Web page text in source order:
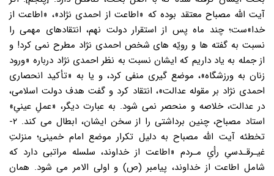
آیت الله مصباح معتقد بوده که «اطاعت از احمدی نژاد»، «اطاعت از
خدا»ست؛ چند ماه پس از استقرار دولت نهم، انتقادهای مهمی را
نسبت به گفته ها و رویّه های شخص احمدی نژاد مطرح نمی کرد! و
از جمله به یاد داریم که ایشان نسبت به نظر احمدی نژاد درباره «ورود
زنان به ورزشگاه»، موضع گیری منفی کرد، و یا به «تأکید انحصاری
احمدی نژاد بر مقوله عدالت»، انتقاد کرد و گفت هدف دولت اسلامی،
در عدالت، خلاصه و منحصر نمی شود. به عبارت دیگر، «عملِ عینیِ»
استاد مصباح، چنین برداشتی را از سخن ایشان، ابطال می کند. ۲-
تخطئه آیت الله مصباح به دلیل تکرار موضع امام خمینی؛ منزلتِ
غیـرقـدسیِ رأیِ مـردم «اطاعت از خداوند، سلسله مراتبی دارد که
شامل اطاعت از خداوند، پیامبر (ص) و اولی الامر می شود. همان